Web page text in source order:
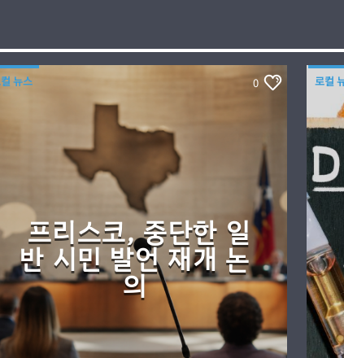
뉴스 0
프리스코, 중단한 일
반 시민 발언 재개 논
의
로컬